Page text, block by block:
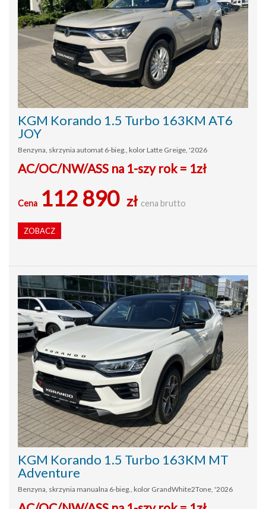
KGM Korando 1.5 Turbo 163KM AT6
JOY
Benzyna, skrzynia automat 6-bieg., kolor Latte Greige, '2026
AC/OC/NW/ASS na 1-szy rok = 1zł
Cena 112 890 zł cena brutto
ZOBACZ
KGM Korando 1.5 Turbo 163KM MT
Adventure
Benzyna, skrzynia manualna 6-bieg., kolor GrandWhite2Tone, '2026